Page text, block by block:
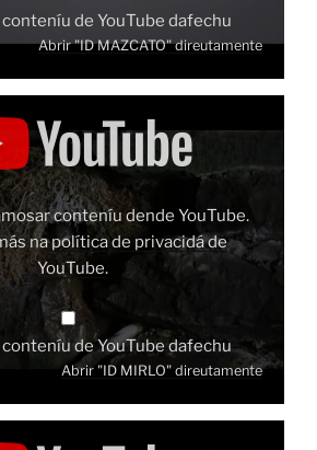
de YouTube dafechu
Abrir "ID MAZCATO" direutamente
conteníu dende YouTube.
napolítica de privacidá de
YouTube.
de YouTube dafechu
Abrir "ID MIRLO" direutamente